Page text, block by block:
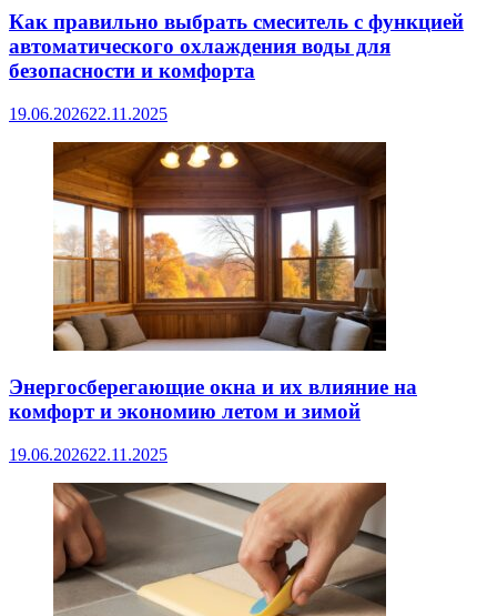
Как правильно выбрать смеситель с функцией
автоматического охлаждения воды для
безопасности и комфорта
19.06.202622.11.2025
Энергосберегающие окна и их влияние на
комфорт и экономию летом и зимой
19.06.202622.11.2025